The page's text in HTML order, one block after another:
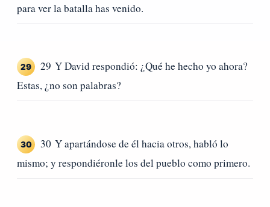
para ver la batalla has venido.
29
29 Y David respondió: ¿Qué he hecho yo ahora?
Estas, ¿no son palabras?
30
30 Y apartándose de él hacia otros, habló lo
mismo; y respondiéronle los del pueblo como primero.